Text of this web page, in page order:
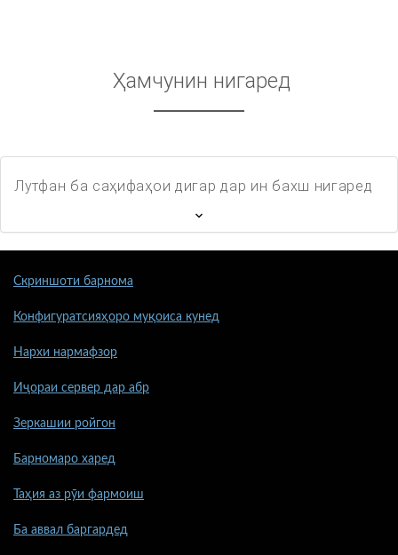
Ҳамчунин нигаред
Лутфан ба саҳифаҳои дигар дар ин бахш нигаред
Скриншоти барнома
Конфигуратсияҳоро муқоиса кунед
Нархи нармафзор
Иҷораи сервер дар абр
Зеркашии ройгон
Барномаро харед
Таҳия аз рӯи фармоиш
Ба аввал баргардед